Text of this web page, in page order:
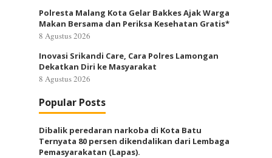
Polresta Malang Kota Gelar Bakkes Ajak Warga
Makan Bersama dan Periksa Kesehatan Gratis*
8 Agustus 2026
Inovasi Srikandi Care, Cara Polres Lamongan
Dekatkan Diri ke Masyarakat
8 Agustus 2026
Popular Posts
Dibalik peredaran narkoba di Kota Batu
Ternyata 80 persen dikendalikan dari Lembaga
Pemasyarakatan (Lapas).